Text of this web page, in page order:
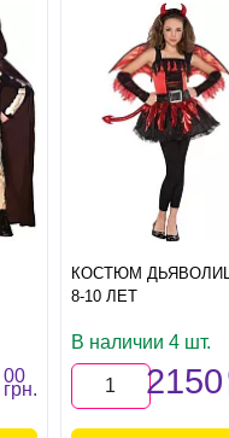
00
грн.
КОСТЮМ
8-10 ЛЕТ
В наличии 4 шт.
2150